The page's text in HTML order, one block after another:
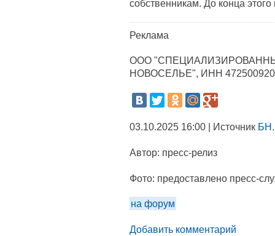
собственникам. До конца этого
Реклама
ООО
НОВОСЕЛЬЕ", ИНН
03.10.2025 16:00 | Источник
Автор: пресс-релиз
Фото: предоставлено пресс-
на форум
Добавить комментарий